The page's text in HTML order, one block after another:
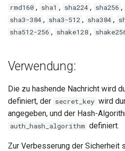
feishu-auth
fileinfo
ftpclient
global-throttle
healthcheck
rmd160 , sha1 , sha224 , sha256 ,
sha3-384 , sha3-512 , sha384 ,
sha512-256 , shake128 ,
Verwendung:
Die zu hashende Nachricht wird
definiert, der secret_key wird
angegeben, und der Hash-
auth_hash_algorithm definiert.
Zur Verbesserung der Sicherheit